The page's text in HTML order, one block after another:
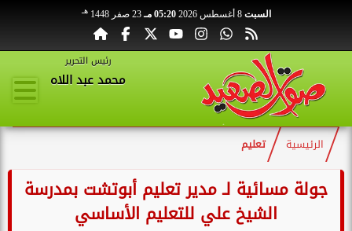
السبت 8 أغسطس 2026 05:20 مـ 23 صفر 1448 هـ
رئيس التحرير
محمد عبد اللاه
الرئيسية تعليم
جولة مسائية لـ مدير تعليم أبوتشت بمدرسة
الشيخ علي للتعليم الأساسي